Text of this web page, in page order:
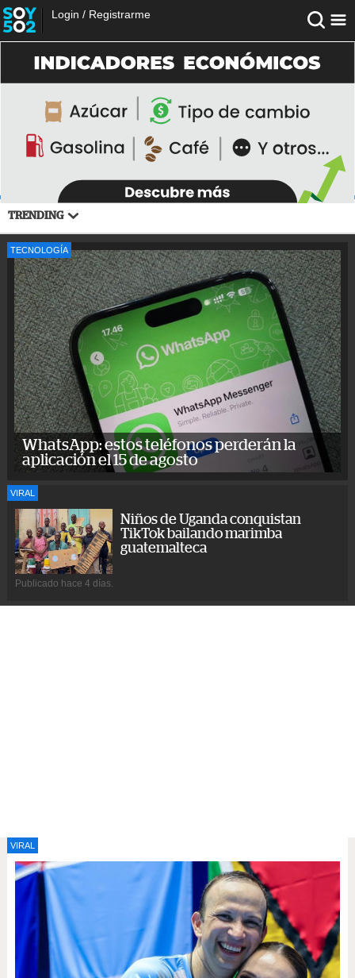
Login / Registrarme
TRENDING
TECNOLOGÍA
WhatsApp: estos teléfonos perderán la
aplicación el 15 de agosto
VIRAL
Niños de Uganda conquistan
TikTok bailando marimba
guatemalteca
Publicado hace 4 días.
VIRAL